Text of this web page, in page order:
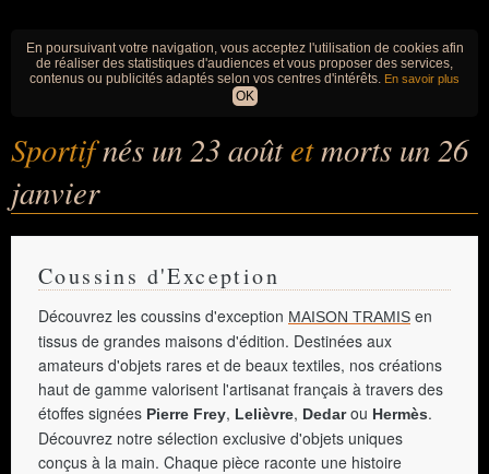
En poursuivant votre navigation, vous acceptez l'utilisation de cookies afin
de réaliser des statistiques d'audiences et vous proposer des services,
contenus ou publicités adaptés selon vos centres d'intérêts. En savoir plus
OK
Sportifnés un 23 aoûtetmorts un 26
janvier
Coussins d'Exception
Découvrez les coussins d'exception MAISON TRAMIS en
tissus de grandes maisons d'édition. Destinées aux
amateurs d'objets rares et de beaux textiles, nos créations
haut de gamme valorisent l'artisanat français à travers des
étoffes signées Pierre Frey, Lelièvre, Dedarou Hermès.
Découvrez notre sélection exclusive d'objets uniques
conçus à la main. Chaque pièce raconte une histoire